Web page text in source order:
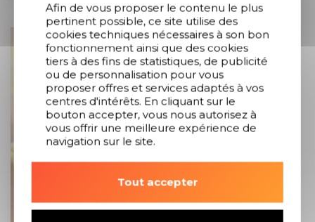
Afin de vous proposer le contenu le plus
pertinent possible, ce site utilise des
cookies techniques nécessaires à son bon
fonctionnement ainsi que des cookies
tiers à des fins de statistiques, de publicité
ou de personnalisation pour vous
proposer offres et services adaptés à vos
centres d'intérêts. En cliquant sur le
bouton accepter, vous nous autorisez à
vous offrir une meilleure expérience de
navigation sur le site.
Tout accepter